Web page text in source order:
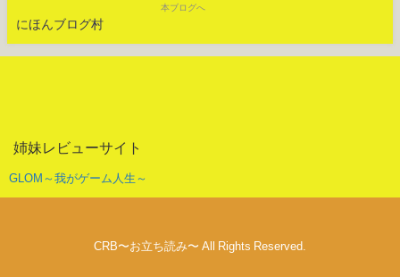
にほんブログ村
姉妹レビューサイト
GLOM～我がゲーム人生～
CRB〜お立ち読み〜 All Rights Reserved.